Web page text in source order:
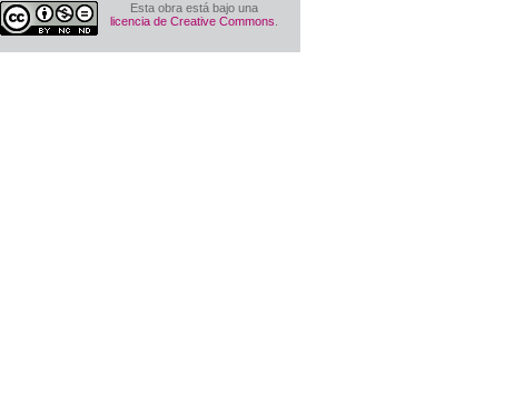
Esta obra está bajo una
licencia de Creative Commons